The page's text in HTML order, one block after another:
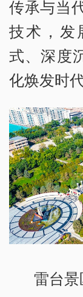
传承与当
技术，发
式、深度
化焕发时代
雷台景